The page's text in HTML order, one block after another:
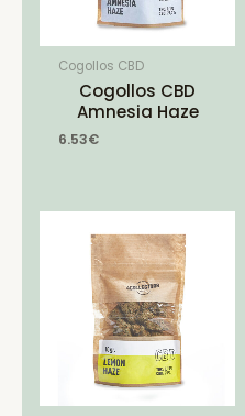
Cogollos CBD
Cogollos CBD
Amnesia Haze
6.53€